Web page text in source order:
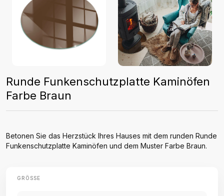
Runde Funkenschutzplatte Kaminöfen
Farbe Braun
Betonen Sie das Herzstück Ihres Hauses mit dem runden Runde
Funkenschutzplatte Kaminöfen und dem Muster Farbe Braun.
GRÖSSE